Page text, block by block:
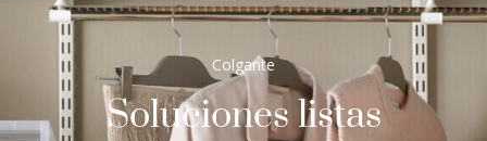
Colgante
Soluciones listas